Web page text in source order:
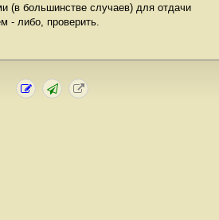
(в большинстве случаев) для отдачи
- либо, проверить.